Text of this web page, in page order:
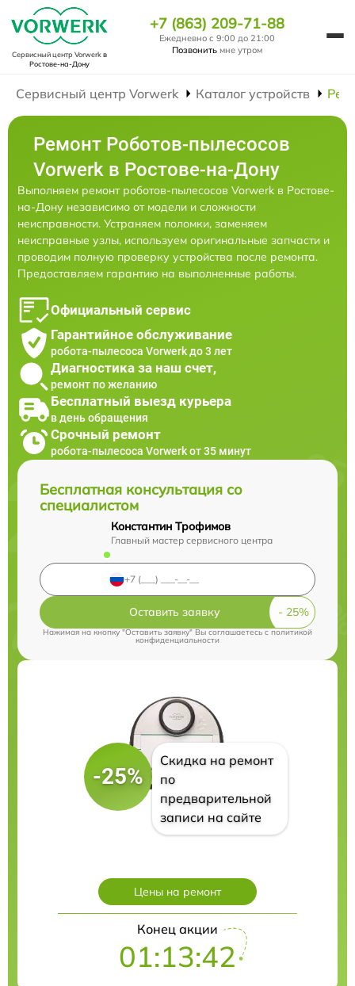
Сервисный центр Vorwerkв
Ростове-на-Дону
+7 (863) 209-71-88
Ежедневно с 9:00 до 21:00
Позвонить мне утром
Сервисный центр Vorwerk Каталог устройств
Ремонт Роботов-пылесосов
Vorwerk в Ростове-на-Дону
Выполняем ремонт роботов-пылесосов Vorwerk в Ростове-
на-Дону независимо от модели и сложности
неисправности. Устраняем поломки, заменяем
неисправные узлы, используем оригинальные запчасти и
проводим полную проверку устройства после ремонта.
Предоставляем гарантию на выполненные работы.
Официальный сервис
Гарантийное обслуживание
робота-пылесоса Vorwerk до 3 лет
Диагностика за наш счет,
ремонт по желанию
Бесплатный выезд курьера
в день обращения
Срочный ремонт
робота-пылесоса Vorwerk от 35 минут
Бесплатная консультация со
специалистом
Константин Трофимов
Главный мастер сервисного центра
Оставить заявку
Нажимая на кнопку "Оставить заявку" Вы соглашаетесь cполитикой
конфиденциальности
-25%
Скидка на ремонт
по
предварительной
записи на сайте
Цены на ремонт
Конец акции
01:13:41